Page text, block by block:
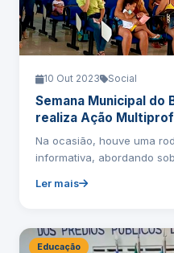
10 Out 2023 Social
Semana Municipal do
realiza Ação
Na ocasião, houve uma
informativa, abordando
Ler mais
Educação